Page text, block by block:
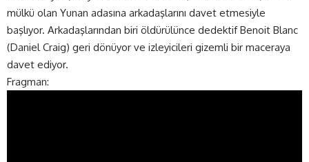
mülkü olan Yunan adasına arkadaşlarını davet etmesiyle
başlıyor. Arkadaşlarından biri öldürülünce dedektif Benoit Blanc
(Daniel Craig) geri dönüyor ve izleyicileri gizemli bir maceraya
davet ediyor.
Fragman: